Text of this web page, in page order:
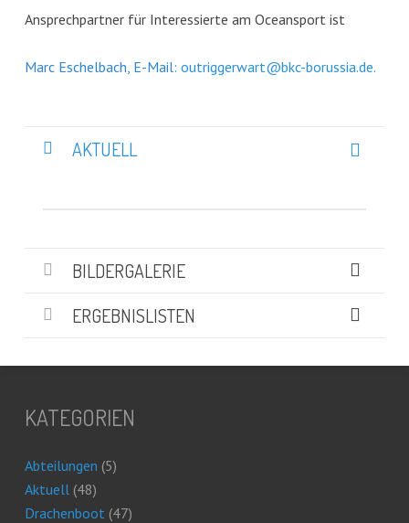
Ansprechpartner für Interessierte am Oceansport ist
Marc Eschelbach, E-Mail: outriggerwart@bkc-borussia.de.
AKTUELL
BILDERGALERIE
ERGEBNISLISTEN
KATEGORIEN
Abteilungen (5)
Aktuell (48)
Drachenboot (47)